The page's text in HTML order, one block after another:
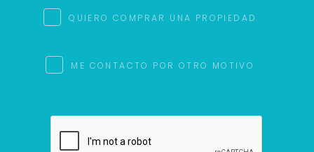
QUIERO COMPRAR UNA PROPIEDAD
ME CONTACTO POR OTRO MOTIVO